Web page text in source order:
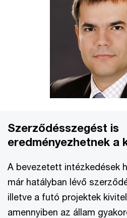
Szerződésszegést is
eredményezhetnek a
A bevezetett intézkedések
már hatályban lévő
illetve a futó projektek
amennyiben az állam